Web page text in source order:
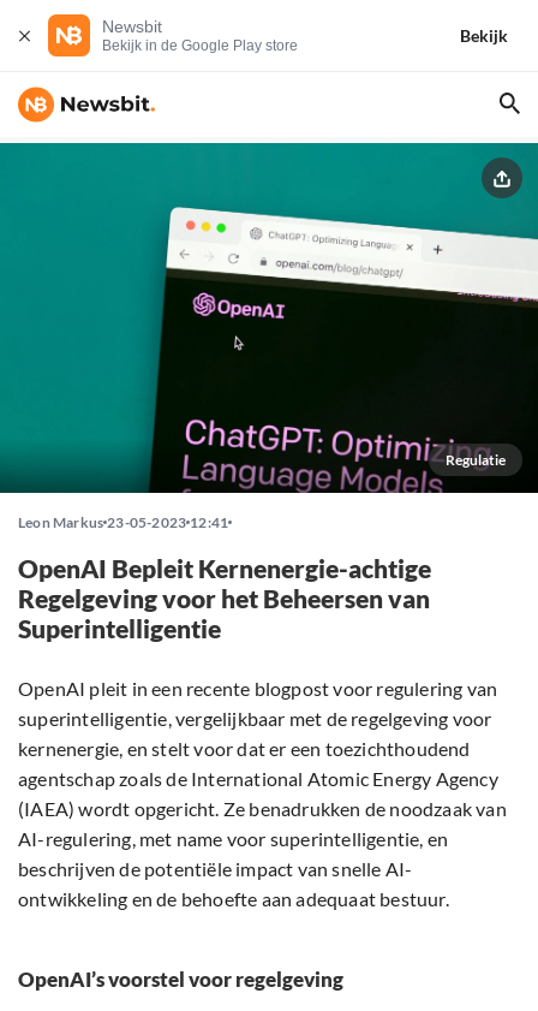
Newsbit
Bekijk in de Google Play store
Bekijk
Regulatie
Leon Markus 23-05-2023 12:41
OpenAI Bepleit Kernenergie-achtige
Regelgeving voor het Beheersen van
Superintelligentie
OpenAI pleit in een recente blogpost voor regulering van
superintelligentie, vergelijkbaar met de regelgeving voor
kernenergie, en stelt voor dat er een toezichthoudend
agentschap zoals de International Atomic Energy Agency
(IAEA) wordt opgericht. Ze benadrukken de noodzaak van
AI-regulering, met name voor superintelligentie, en
beschrijven de potentiële impact van snelle AI-
ontwikkeling en de behoefte aan adequaat bestuur.
OpenAI’s voorstel voor regelgeving